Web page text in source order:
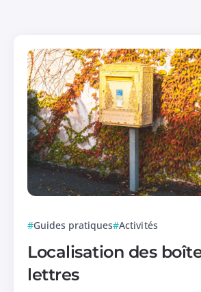
Guides pratiques Activités
Localisation des
lettres